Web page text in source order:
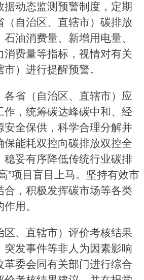
据动态监测预警制度，定期
（自治区、直辖市）碳排放
油消费量、新增用电量、
消费量等指标，视情对有关
）进行提醒预警。
省（自治区、直辖市）应
作，统筹碳达峰碳中和、经
安全保供，科学合理分解并
保能耗双控向碳排放双控全
稳妥有序降低传统行业碳排
”项目盲目上马。坚持有效市
合，积极发挥碳市场等各类
用。
区、直辖市）评价考核结果
突发事件等非人为因素影响
革委会同有关部门进行综合